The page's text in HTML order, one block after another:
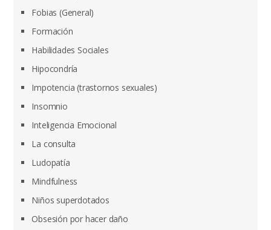
Fobias (General)
Formación
Habilidades Sociales
Hipocondría
Impotencia (trastornos sexuales)
Insomnio
Inteligencia Emocional
La consulta
Ludopatía
Mindfulness
Niños superdotados
Obsesión por hacer daño